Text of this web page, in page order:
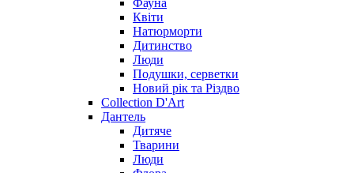
Квіти
Натюрморти
Дитинство
Люди
Подушки, серветки
Новий рік та Різдво
Collection D'Art
Дантель
Дитяче
Тварини
Люди